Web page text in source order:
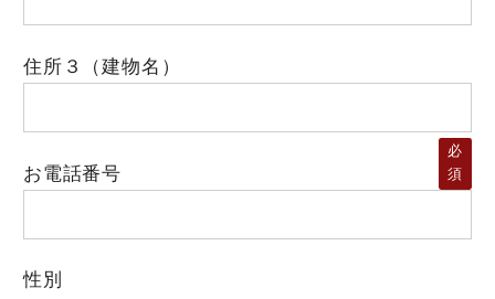
住所３（建物名）
お電話番号
必
須
性別